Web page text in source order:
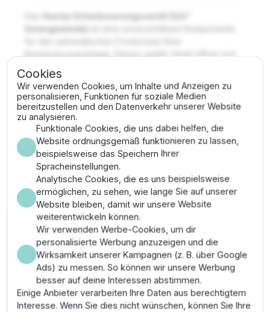
Hunter Entwässerungsventil (3/4"
Innengewinde)
Bewässerungsanlage. Dieses weiße Ventil öffnet sich
sinkt, und lässt das restliche Wasser aus den Rohren in
eine Sickerschicht abfließen. Dies schützt das System
zuverlässig vor Frostschäden durch gefrierendes
Wasser im Winter und verlängert die Lebensdauer der
gesamten Installation erheblich.
Wichtigste Merkmale
✔Anschluss:3/4" Innengewinde (IG) für die
direkte Montage an PE-Rohr-Fittings.
✔Funktion:Automatisches Entleeren der
Leitungen bei Druckabfall (passiver Frostschutz).
✔Farbe:Weiß zur einfachen Kennzeichnung im
System.
✔Material:Robuster, korrosionsbeständiger
Kunststoff für dauerhafte Erdverlegung.
Anwendungsbereich & Montage
Cookies
Wir verwenden Cookies, um Inhalte und Anzeigen zu
personalisieren, Funktionen für soziale Medien
bereitzustellen und den Datenverkehr unserer Website
zu analysieren.
Funktionale Cookies, die uns dabei helfen, die
Website ordnungsgemäß funktionieren zu lassen,
beispielsweise das Speichern Ihrer
Spracheinstellungen.
Analytische Cookies, die es uns beispielsweise
ermöglichen, zu sehen, wie lange Sie auf unserer
Website bleiben, damit wir unsere Website
weiterentwickeln können.
Wir verwenden Werbe-Cookies, um dir
personalisierte Werbung anzuzeigen und die
Wirksamkeit unserer Kampagnen (z. B. über Google
Ads) zu messen. So können wir unsere Werbung
besser auf deine Interessen abstimmen.
Einige Anbieter verarbeiten Ihre Daten aus berechtigtem
Interesse. Wenn Sie dies nicht wünschen, können Sie Ihre